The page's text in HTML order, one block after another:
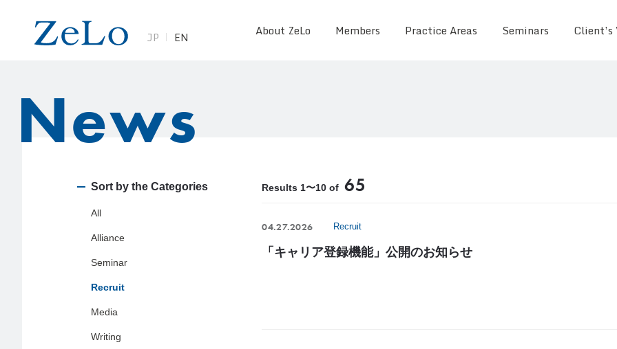
JP EN About ZeLo Members Practice Areas Seminars Client’s
News
Sort by the Categories
All
Alliance
Seminar
Recruit
Media
Writing
Results 1〜10 of 65
04.27.2026 Recruit
「キャリア登録機能」公開のお知らせ